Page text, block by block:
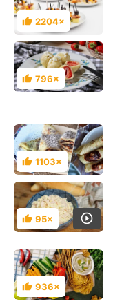
Hodnocení
2204×
Hodnocení
796×
Hodnocení
1103×
Hodnocení
95×
Hodnocení
936×